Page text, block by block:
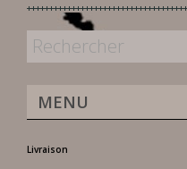
MENU
Livraison